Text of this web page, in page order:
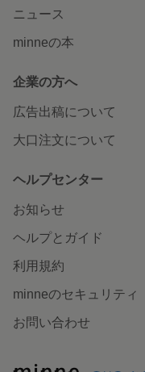
ニュース
minneの本
企業の方へ
広告出稿について
大口注文について
ヘルプセンター
お知らせ
ヘルプとガイド
利用規約
minneのセキュリティ
お問い合わせ